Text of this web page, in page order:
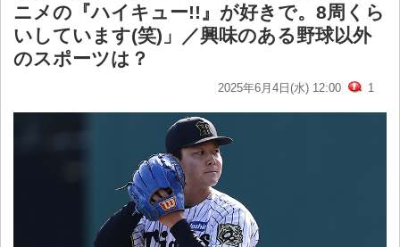
ニメの『ハイキュー!!』が好きで。8周くら
いしています(笑)」／興味のある野球以外
のスポーツは？
2025年6月4日(水) 12:00 1